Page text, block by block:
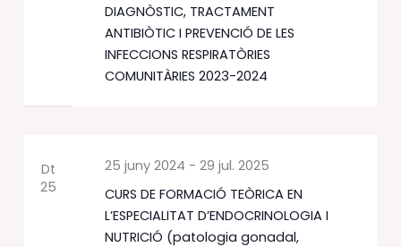
DIAGNÒSTIC, TRACTAMENT
ANTIBIÒTIC I PREVENCIÓ DE LES
INFECCIONS RESPIRATÒRIES
COMUNITÀRIES 2023-2024
Dt
25
CURS DE FORMACIÓ TEÒRICA EN
L’ESPECIALITAT D’ENDOCRINOLOGIA I
NUTRICIÓ (patologia gonadal,
25 juny 2024 - 29 jul. 2025